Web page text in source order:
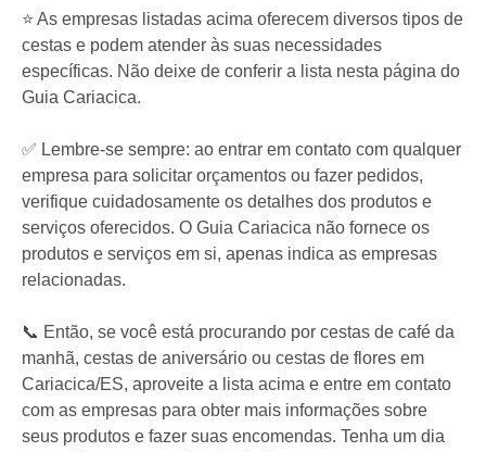
⭐️ As empresas listadas acima oferecem diversos tipos de
cestas e podem atender às suas necessidades
específicas. Não deixe de conferir a lista nesta página do
Guia Cariacica.
✅ Lembre-se sempre: ao entrar em contato com qualquer
empresa para solicitar orçamentos ou fazer pedidos,
verifique cuidadosamente os detalhes dos produtos e
serviços oferecidos. O Guia Cariacica não fornece os
produtos e serviços em si, apenas indica as empresas
relacionadas.
📞 Então, se você está procurando por cestas de café da
manhã, cestas de aniversário ou cestas de flores em
Cariacica/ES, aproveite a lista acima e entre em contato
com as empresas para obter mais informações sobre
seus produtos e fazer suas encomendas. Tenha um dia